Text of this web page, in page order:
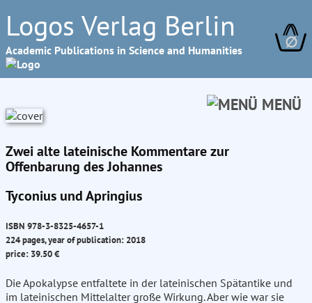
Logos Verlag Berlin
Academic Publications in Science and Humanities ∅
MENÜ
Zwei alte lateinische Kommentare zur
Offenbarung des Johannes
Tyconius und Apringius
ISBN 978-3-8325-4657-1
224 pages, year of publication: 2018
price: 39.50 €
Die Apokalypse entfaltete in der lateinischen Spätantike und
im lateinischen Mittelalter große Wirkung. Aber wie war sie